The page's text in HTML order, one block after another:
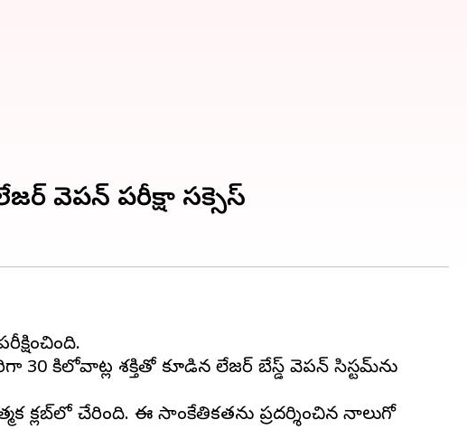
లేజర్‌ వెపన్‌ పరీక్షా సక్సెస్
30 కిలోవాట్ల శక్తితో కూడిన లేజర్‌ బేస్డ్‌ వెపన్‌ సిస్టమ్‌ను
క్లబ్‌లో చేరింది. ఈ సాంకేతికతను ప్రదర్శించిన నాలుగో